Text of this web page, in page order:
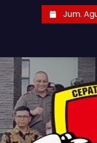
t
o
c
o
n
t
Jum.